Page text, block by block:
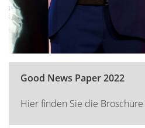
Good News Paper 2022
Hier finden Sie die Broschüre